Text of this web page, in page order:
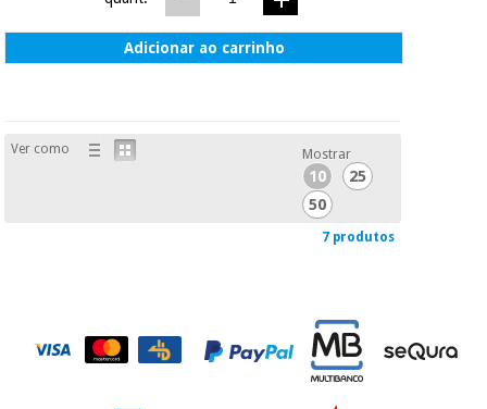
Adicionar ao carrinho
Ver como Mostrar
10
25
50
7 produtos